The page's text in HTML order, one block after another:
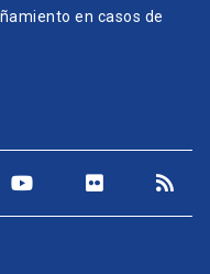
en casos de